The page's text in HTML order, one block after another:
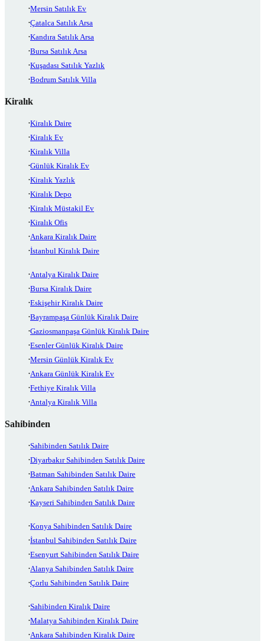
Mersin Satılık Ev
Çatalca Satılık Arsa
Kandıra Satılık Arsa
Bursa Satılık Arsa
Kuşadası Satılık Yazlık
Bodrum Satılık Villa
Kiralık
Kiralık Daire
Kiralık Ev
Kiralık Villa
Günlük Kiralık Ev
Kiralık Yazlık
Kiralık Depo
Kiralık Müstakil Ev
Kiralık Ofis
Ankara Kiralık Daire
İstanbul Kiralık Daire
Antalya Kiralık Daire
Bursa Kiralık Daire
Eskişehir Kiralık Daire
Bayrampaşa Günlük Kiralık Daire
Gaziosmanpaşa Günlük Kiralık Daire
Esenler Günlük Kiralık Daire
Mersin Günlük Kiralık Ev
Ankara Günlük Kiralık Ev
Fethiye Kiralık Villa
Antalya Kiralık Villa
Sahibinden
Sahibinden Satılık Daire
Diyarbakır Sahibinden Satılık Daire
Batman Sahibinden Satılık Daire
Ankara Sahibinden Satılık Daire
Kayseri Sahibinden Satılık Daire
Konya Sahibinden Satılık Daire
İstanbul Sahibinden Satılık Daire
Esenyurt Sahibinden Satılık Daire
Alanya Sahibinden Satılık Daire
Çorlu Sahibinden Satılık Daire
Sahibinden Kiralık Daire
Malatya Sahibinden Kiralık Daire
Ankara Sahibinden Kiralık Daire